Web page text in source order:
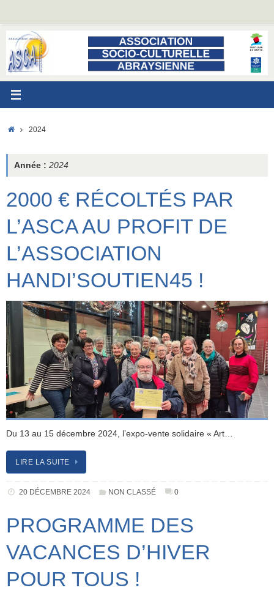
contenu
ACCUEIL
2024
Année : 2024
2000 € RÉCOLTÉS PAR
L’ASCA AU PROFIT DE
L’ASSOCIATION
HANDI’SOUTIEN45 !
Du 13 au 15 décembre 2024, l’expo-vente solidaire « Art…
LIRE LA SUITE
20 DÉCEMBRE 2024 NON CLASSÉ 0
PROGRAMME DES
VACANCES D’HIVER
POUR TOUS !